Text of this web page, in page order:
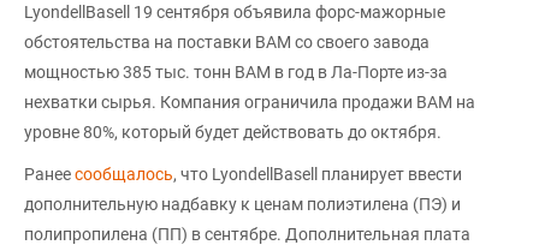
LyondellBasell 19 сентября объявила форс-мажорные
обстоятельства на поставки ВАМ со своего завода
мощностью 385 тыс. тонн ВАМ в год в Ла-Порте из-за
нехватки сырья. Компания ограничила продажи ВАМ на
уровне 80%, который будет действовать до октября.
Ранеесообщалось, что LyondellBasell планирует ввести
дополнительную надбавку к ценам полиэтилена (ПЭ) и
полипропилена (ПП) в сентябре. Дополнительная плата